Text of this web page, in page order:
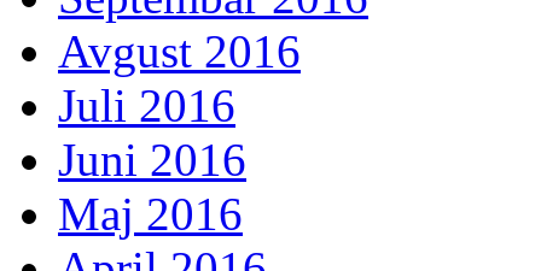
Avgust 2016
Juli 2016
Juni 2016
Maj 2016